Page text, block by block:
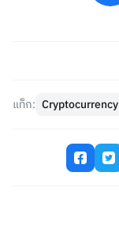
แท็ก: Cryptocurrency